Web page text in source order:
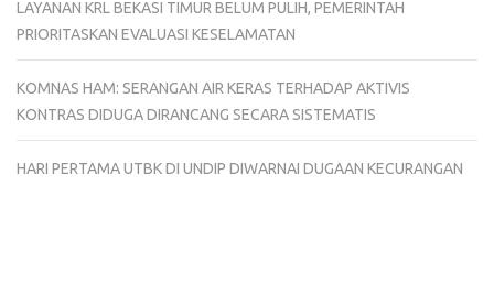
LAYANAN KRL BEKASI TIMUR BELUM PULIH, PEMERINTAH
PRIORITASKAN EVALUASI KESELAMATAN
KOMNAS HAM: SERANGAN AIR KERAS TERHADAP AKTIVIS
KONTRAS DIDUGA DIRANCANG SECARA SISTEMATIS
HARI PERTAMA UTBK DI UNDIP DIWARNAI DUGAAN KECURANGAN